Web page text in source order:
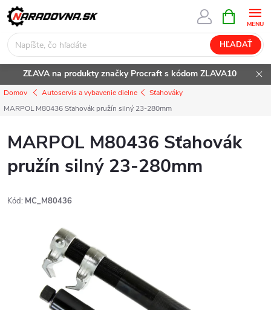
Prejsť
na
obsah
HĽADAŤ
KOŠÍK
ZĽAVA na produkty značky Procraft s kódom ZLAVA10
Domov Autoservis a vybavenie dielne
Sťahováky
MARPOL M80436 Sťahovák pružín silný 23-280mm
MARPOL M80436 Sťahovák
pružín silný 23-280mm
Kód: MC_M80436